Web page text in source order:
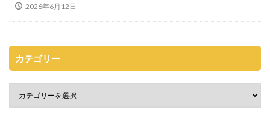
2026年6月12日
カテゴリー